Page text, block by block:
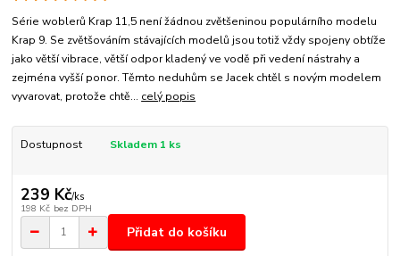
Série woblerů Krap 11,5 není žádnou zvětšeninou populárního modelu
Krap 9. Se zvětšováním stávajících modelů jsou totiž vždy spojeny obtíže
jako větší vibrace, větší odpor kladený ve vodě při vedení nástrahy a
zejména vyšší ponor. Těmto neduhům se Jacek chtěl s novým modelem
vyvarovat, protože chtě... celý popis
Dostupnost Skladem 1 ks
239 Kč/ks
198 Kč bez DPH
Přidat do košíku